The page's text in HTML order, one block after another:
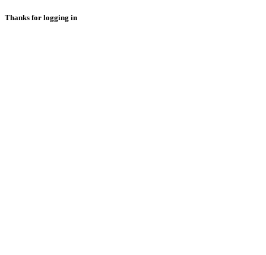
Thanks for logging in